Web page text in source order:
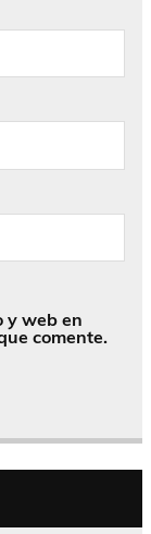
y web en
comente.